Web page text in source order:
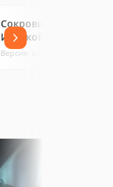
Сокровища Ост-
Индской компании
Версия: latest